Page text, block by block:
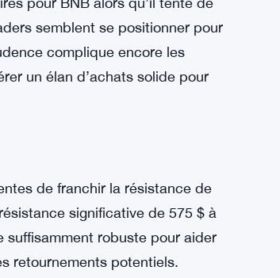
manifeste par des taux de
les traders. Au cours des
plus sceptiques quant aux
de prix.
semblent se positionner pour
complique encore les
un élan d’achats solide pour